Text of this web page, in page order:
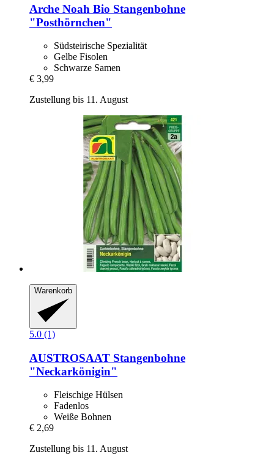
Arche Noah Bio Stangenbohne
"Posthörnchen"
Südsteirische Spezialität
Gelbe Fisolen
Schwarze Samen
€ 3,99
Zustellung bis 11. August
Warenkorb
5.0 (1)
AUSTROSAAT Stangenbohne
"Neckarkönigin"
Fleischige Hülsen
Fadenlos
Weiße Bohnen
€ 2,69
Zustellung bis 11. August